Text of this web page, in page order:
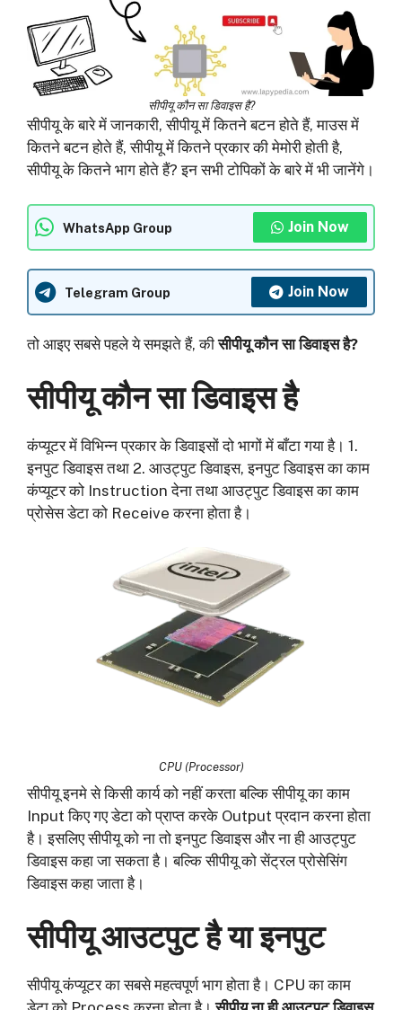
सीपीयू कौन सा डिवाइस है?
सीपीयू के बारे में जानकारी, सीपीयू में कितने बटन होते हैं, माउस में
कितने बटन होते हैं, सीपीयू में कितने प्रकार की मेमोरी होती है,
सीपीयू के कितने भाग होते हैं? इन सभी टोपिकों के बारे में भी जानेंगे।
WhatsApp Group Join Now
Telegram Group Join Now
तो आइए सबसे पहले ये समझते हैं, कीसीपीयू कौन सा डिवाइस है?
सीपीयू कौन सा डिवाइस है
कंप्यूटर में विभिन्न प्रकार के डिवाइसों दो भागों में बाँटा गया है। 1.
इनपुट डिवाइस तथा 2. आउट्पुट डिवाइस, इनपुट डिवाइस का काम
कंप्यूटर को Instruction देना तथा आउट्पुट डिवाइस का काम
प्रोसेस डेटा को Receive करना होता है।
CPU (Processor)
सीपीयू इनमे से किसी कार्य को नहीं करता बल्कि सीपीयू का काम
Input किए गए डेटा को प्राप्त करके Output प्रदान करना होता
है। इसलिए सीपीयू को ना तो इनपुट डिवाइस और ना ही आउट्पुट
डिवाइस कहा जा सकता है। बल्कि सीपीयू को सेंट्रल प्रोसेसिंग
डिवाइस कहा जाता है।
सीपीयू आउटपुट है या इनपुट
सीपीयू कंप्यूटर का सबसे महत्वपूर्ण भाग होता है। CPU का काम